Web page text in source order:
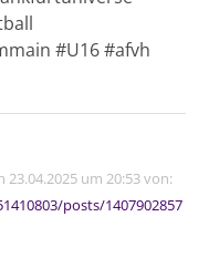
#U16 #afvh
um 20:53 von:
posts/1407902857